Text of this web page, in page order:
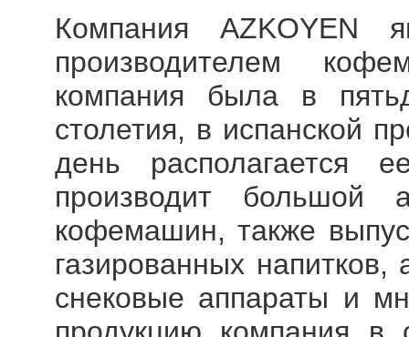
Компания AZKOYEN
производителем
компания была в
столетия, в испанской
день располагается
производит большой
кофемашин, также
газированных
снековые аппараты и